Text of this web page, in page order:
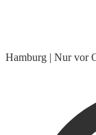
Hamburg | Nur vor